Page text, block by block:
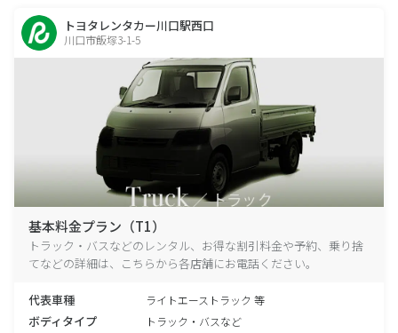
トヨタレンタカー川口駅西口
川口市飯塚3-1-5
基本料金プラン（T1）
トラック・バスなどのレンタル、お得な割引料金や予約、乗り捨
てなどの詳細は、こちらから各店舗にお電話ください。
代表車種 ライトエーストラック 等
ボディタイプ トラック・バスなど